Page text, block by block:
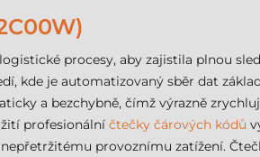
procesy, aby zajistila plnou
kde je automatizovaný sběr dat
a bezchybně, čímž výrazně
profesionální čtečky čárových kódů
provoznímu zatížení.